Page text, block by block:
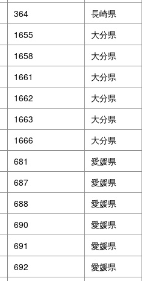
364
長崎県
1655
大分県
1658
大分県
1661
大分県
1662
大分県
1663
大分県
1666
大分県
681
愛媛県
687
愛媛県
688
愛媛県
690
愛媛県
691
愛媛県
692
愛媛県